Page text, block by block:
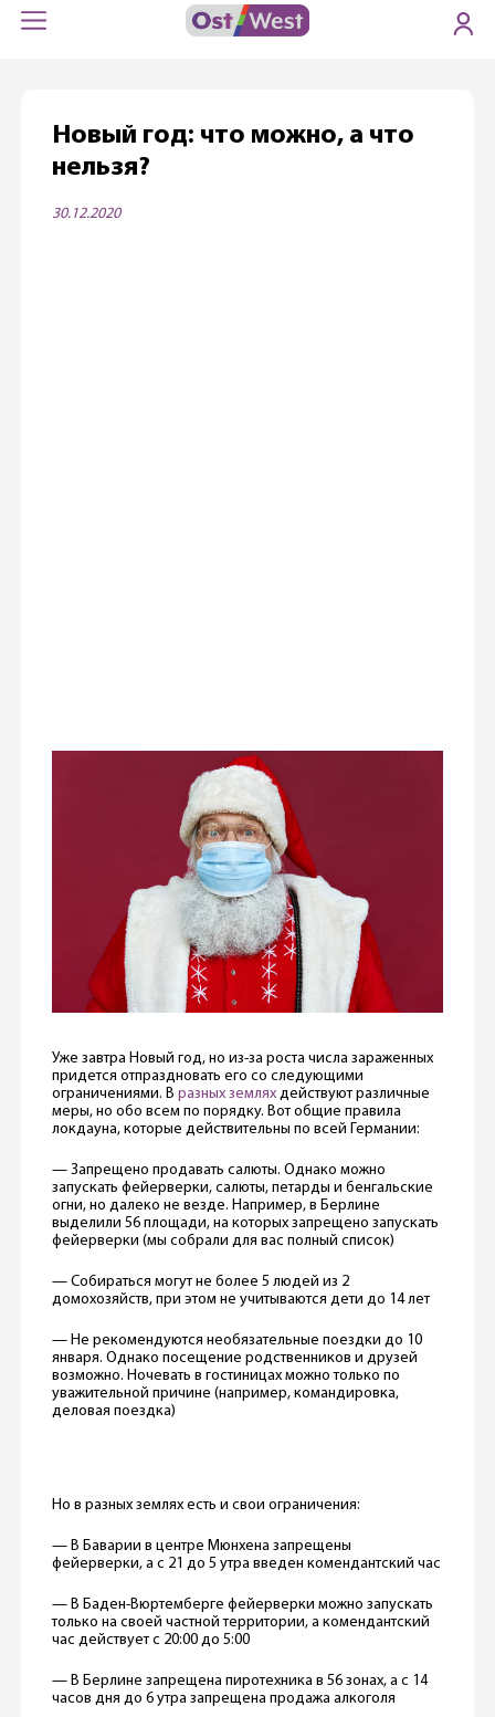
Новый год: что можно, а что
нельзя?
30.12.2020
Уже завтра Новый год, но из-за роста числа зараженных
придется отпраздновать его со следующими
ограничениями. В разных земляхдействуют различные
меры, но обо всем по порядку. Вот общие правила
локдауна, которые действительны по всей Германии:
— Запрещено продавать салюты. Однако можно
запускать фейерверки, салюты, петарды и бенгальские
огни, но далеко не везде. Например, в Берлине
выделили 56 площади, на которых запрещено запускать
фейерверки (мы собрали для вас полный список)
— Собираться могут не более 5 людей из 2
домохозяйств, при этом не учитываются дети до 14 лет
— Не рекомендуются необязательные поездки до 10
января. Однако посещение родственников и друзей
возможно. Ночевать в гостиницах можно только по
уважительной причине (например, командировка,
деловая поездка)
Но в разных землях есть и свои ограничения:
— В Баварии в центре Мюнхена запрещены
фейерверки, а с 21 до 5 утра введен комендантский час
— В Баден-Вюртемберге фейерверки можно запускать
только на своей частной территории, а комендантский
час действует с 20:00 до 5:00
— В Берлине запрещена пиротехника в 56 зонах, а с 14
часов дня до 6 утра запрещена продажа алкоголя